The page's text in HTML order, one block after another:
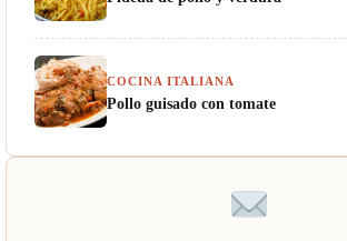
COCINA ITALIANA
Pollo guisado con tomate